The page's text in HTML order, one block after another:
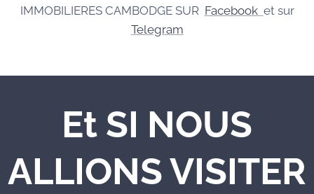
IMMOBILIERES CAMBODGE SUR Facebook et sur
Telegram
Et SI NOUS
ALLIONS VISITER